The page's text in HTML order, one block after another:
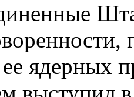
ее ядерных